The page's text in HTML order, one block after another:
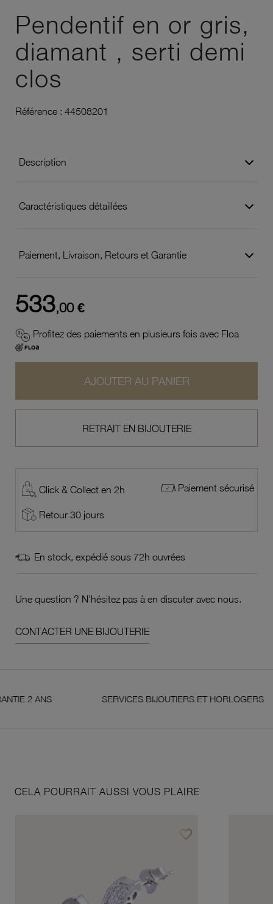
Pendentif en or gris,
diamant , serti demi
clos
Référence : 44508201
Description
Caractéristiques détaillées
Paiement, Livraison, Retours et Garantie
533,00 €
Profitez des paiements en plusieurs fois avec Floa
AJOUTER AU PANIER
RETRAIT EN BIJOUTERIE
Click & Collect en 2h Paiement sécurisé
Retour 30 jours
En stock, expédié sous 72h ouvrées
Une question ? N'hésitez pas à en discuter avec nous.
CONTACTER UNE BIJOUTERIE
ANS SERVICES BIJOUTIERS ET HORLOGERS
CELA POURRAIT AUSSI VOUS PLAIRE
favorite_borderAjouter à vos favoris